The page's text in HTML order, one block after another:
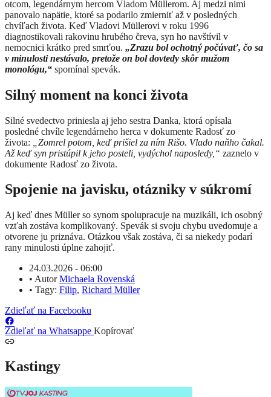
otcom, legendárnym hercom Vladom Müllerom. Aj medzi nimi
panovalo napätie, ktoré sa podarilo zmierniť až v posledných
chvíľach života. Keď Vladovi Müllerovi v roku 1996
diagnostikovali rakovinu hrubého čreva, syn ho navštívil v
nemocnici krátko pred smrťou. „Zrazu bol ochotný počúvať, čo sa
v minulosti nestávalo, pretože on bol dovtedy skôr mužom
monológu,“ spomínal spevák.
Silný moment na konci života
Silné svedectvo priniesla aj jeho sestra Danka, ktorá opísala
posledné chvíle legendárneho herca v dokumente Radosť zo
života:
„Zomrel potom, keď prišiel za ním Rišo. Vlado naňho čakal.
Až keď syn pristúpil k jeho posteli, vydýchol naposledy,“ zaznelo v
dokumente Radosť zo života.
Spojenie na javisku, otázniky v súkromí
Aj keď dnes Müller so synom spolupracuje na muzikáli, ich osobný
vzťah zostáva komplikovaný. Spevák si svoju chybu uvedomuje a
otvorene ju priznáva. Otázkou však zostáva, či sa niekedy podarí
rany minulosti úplne zahojiť.
24.03.2026 - 06:00
• AutorMichaela Rovenská
• Tagy: Filip, Richard Müller
Zdieľať na Facebooku
Zdieľať na Whatsappe Kopírovať
Kastingy